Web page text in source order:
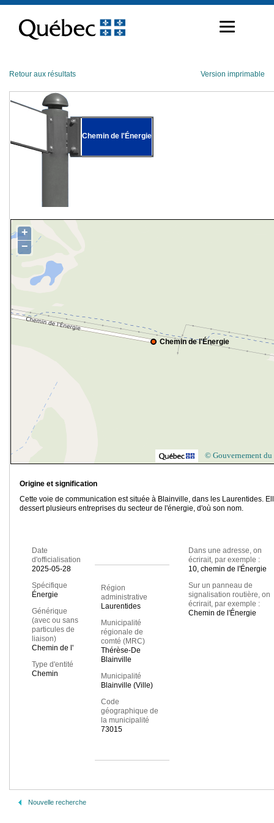
contenu
Retour aux résultats Version imprimable
Chemin de l'Énergie
Chemin de l'Énergie
+
−
© Gouvernement du
Origine et signification
Cette voie de communication est située à Blainville, dans les Laurentides.
dessert plusieurs entreprises du secteur de l'énergie, d'où son nom.
Date
d'officialisation
2025-05-28
Spécifique
Énergie
Générique
(avec ou sans
particules de
liaison)
Chemin de l'
Type d'entité
Chemin
Région
administrative
Laurentides
Municipalité
régionale de
comté (MRC)
Thérèse-De
Blainville
Municipalité
Blainville (Ville)
Code
géographique de
la municipalité
73015
Dans une adresse, on
écrirait, par exemple :
10, chemin de l'Énergie
Sur un panneau de
signalisation routière, on
écrirait, par exemple :
Chemin de l'Énergie
Nouvelle recherche